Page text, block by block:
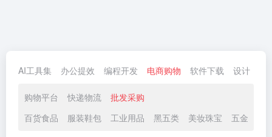
AI工具集 办公提效 编程开发 电商购物 软件下载 设计
购物平台 快递物流
批发采购
百货食品
服装鞋包 工业用品 黑五类 美妆珠宝 五金建材